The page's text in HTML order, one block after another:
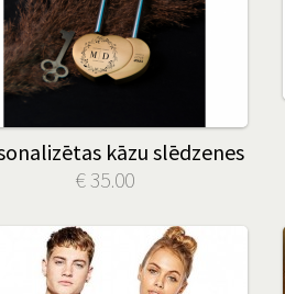
kāzu slēdzenes
€ 35.00